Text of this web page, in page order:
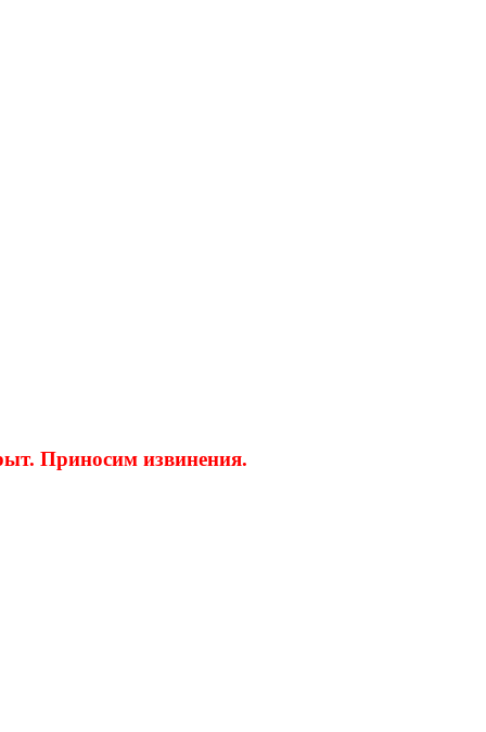
Приносим извинения.